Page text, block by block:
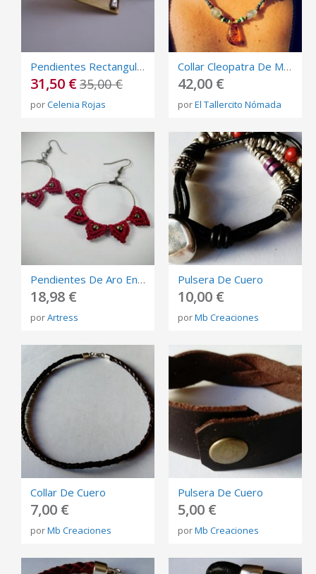
Pendientes Rectangulares De Bronce Y Plata
31,50 €35,00 €
porCelenia Rojas
Collar Cleopatra De Macramé Con Ámbar Mexicano
42,00 €
porEl Tallercito Nómada
Pendientes De Aro En Macramé. Varios Colores Disponibles
18,98 €
porArtress
Pulsera De Cuero
10,00 €
porMb Creaciones
Collar De Cuero
7,00 €
porMb Creaciones
Pulsera De Cuero
5,00 €
porMb Creaciones